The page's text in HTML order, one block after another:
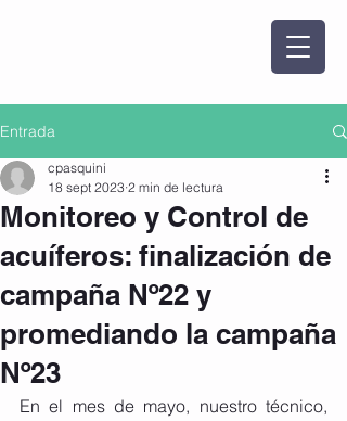
Entrada
Monitoreo y Control de
acuíferos: finalización de
campaña Nº22 y
promediando la campaña
Nº23
cpasquini
18 sept 2023 2 min de lectura